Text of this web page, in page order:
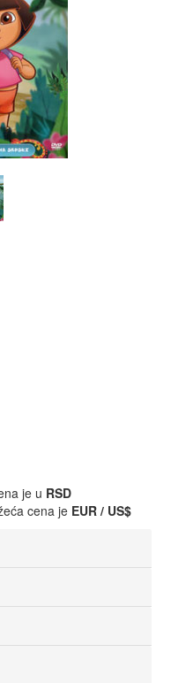
je u RSD
cena je EUR / US$